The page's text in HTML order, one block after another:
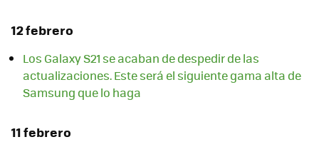
12 febrero
Los Galaxy S21 se acaban de despedir de las
actualizaciones. Este será el siguiente gama alta de
Samsung que lo haga
11 febrero